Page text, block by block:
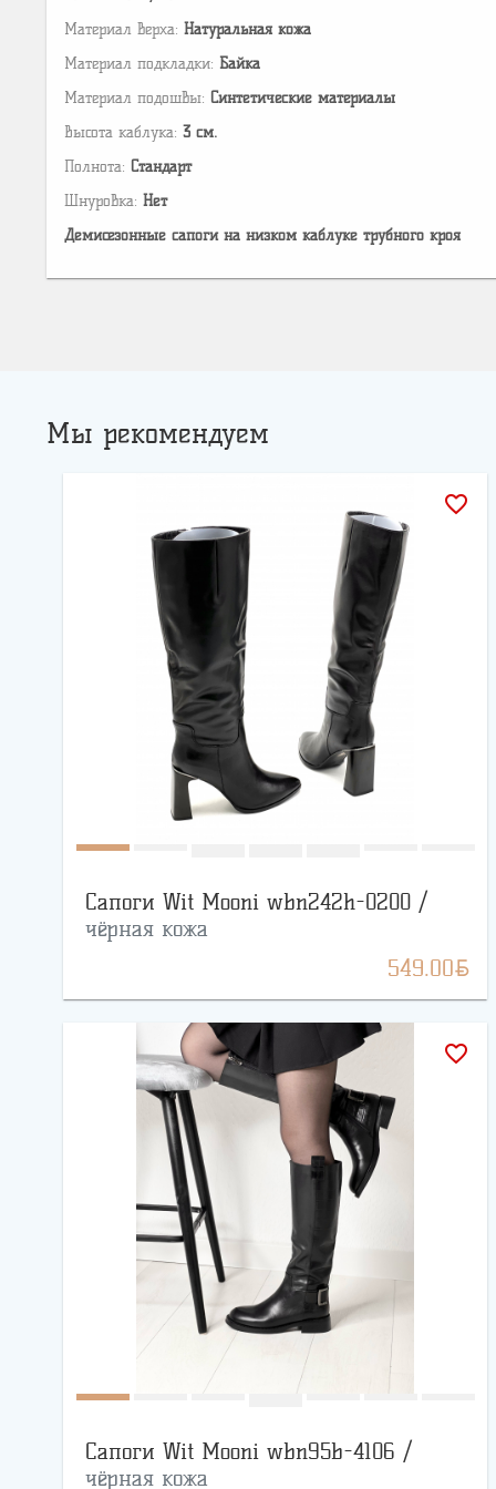
Материал верха: Натуральная кожа
Материал подкладки: Байка
Материал подошвы: Cинтетические материалы
Высота каблука: 3 см.
Полнота: Стандарт
Шнуровка: Нет
Демисезонные сапоги на низком каблуке трубного кроя
Мы рекомендуем
favorite_border
Сапоги Wit Mooni wbn242h-0200 /
чёрная кожа
549.00BYN
favorite_border
Сапоги Wit Mooni wbn95b-4106 /
чёрная кожа